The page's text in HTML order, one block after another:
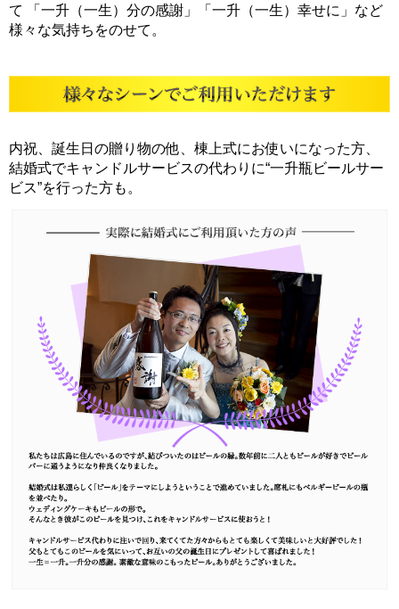
て 「一升（一生）分の感謝」「一升（一生）幸せに」など
様々な気持ちをのせて。
内祝、誕生日の贈り物の他、棟上式にお使いになった方、
結婚式でキャンドルサービスの代わりに“一升瓶ビールサー
ビス”を行った方も。